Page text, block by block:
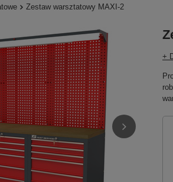
Zestaw warsztatowy MAXI-2
+